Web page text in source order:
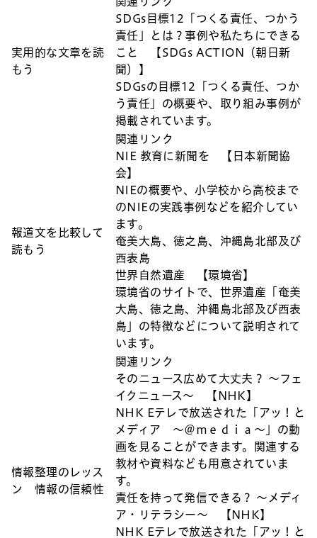
実用的な文章を読
もう
SDGs目標12「つくる責任、つかう
責任」とは？事例や私たちにできる
こと 【SDGs ACTION（朝日新
聞）】
SDGsの目標12「つくる責任、つか
う責任」の概要や、取り組み事例が
掲載されています。
報道文を比較して
読もう
関連リンク
NIE 教育に新聞を 【日本新聞協
会】
NIEの概要や、小学校から高校まで
のNIEの実践事例などを紹介してい
ます。
奄美大島、徳之島、沖縄島北部及び
西表島
世界自然遺産 【環境省】
環境省のサイトで、世界遺産「奄美
大島、徳之島、沖縄島北部及び西表
島」の特徴などについて説明されて
います。
情報整理のレッス
ン 情報の信頼性
関連リンク
そのニュース広めて大丈夫？ ～フェ
イクニュース～ 【NHK】
NHK Eテレで放送された「アッ！と
メディア ～＠ｍｅｄｉａ～」の動
画を見ることができます。関連する
教材や資料なども用意されていま
す。
責任を持って発信できる？ ～メディ
ア・リテラシー～ 【NHK】
NHK Eテレで放送された「アッ！と